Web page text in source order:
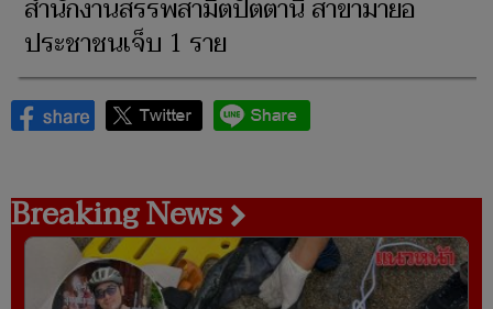
สำนักงานสรรพสามิตปัตตานี สาขามายอ
ประชาชนเจ็บ 1 ราย
Breaking News